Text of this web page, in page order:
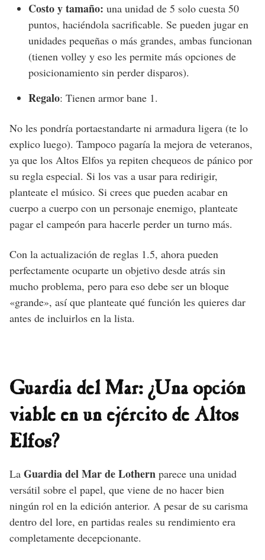
Costo y tamaño: una unidad de 5 solo cuesta 50
puntos, haciéndola sacrificable. Se pueden jugar en
unidades pequeñas o más grandes, ambas funcionan
(tienen volley y eso les permite más opciones de
posicionamiento sin perder disparos).
Regalo: Tienen armor bane 1.
No les pondría portaestandarte ni armadura ligera (te lo
explico luego). Tampoco pagaría la mejora de veteranos,
ya que los Altos Elfos ya repiten chequeos de pánico por
su regla especial. Si los vas a usar para redirigir,
planteate el músico. Si crees que pueden acabar en
cuerpo a cuerpo con un personaje enemigo, planteate
pagar el campeón para hacerle perder un turno más.
Con la actualización de reglas 1.5, ahora pueden
perfectamente ocuparte un objetivo desde atrás sin
mucho problema, pero para eso debe ser un bloque
«grande», así que planteate qué función les quieres dar
antes de incluirlos en la lista.
Guardia del Mar: ¿Una opción
viable en un ejército de Altos
Elfos?
La Guardia del Mar de Lothern parece una unidad
versátil sobre el papel, que viene de no hacer bien
ningún rol en la edición anterior. A pesar de su carisma
dentro del lore, en partidas reales su rendimiento era
completamente decepcionante.